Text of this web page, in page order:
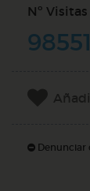
Nº
98551
Denunciar